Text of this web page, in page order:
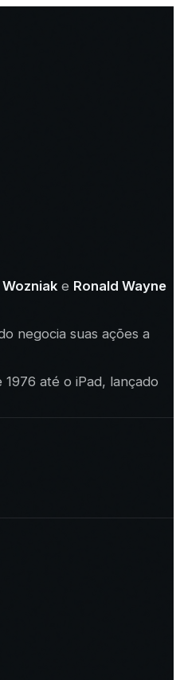
e Ronald Wayne
negocia suas ações a
até o iPad, lançado